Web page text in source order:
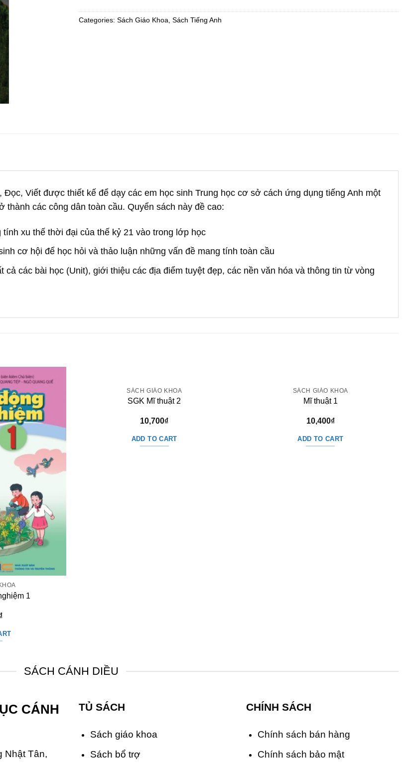
Categories: Sách Giáo Khoa Sách Tiếng Anh
Viết được thiết kế để dạy các em học sinh Trung học cơ sở cách ứng dụng tiếng Anh một
các công dân toàn cầu. Quyển sách này đề cao:
xu thế thời đại của thế kỷ 21 vào trong lớp học
cơ hội để học hỏi và thảo luận những vấn đề mang tính toàn cầu
các bài học (Unit), giới thiệu các địa điểm tuyệt đẹp, các nền văn hóa và thông tin từ vòng
1
SÁCH GIÁO KHOA
SGK Mĩ thuật 2
10,700₫
ADD TO CART
SÁCH GIÁO KHOA
Mĩ thuật 1
10,400₫
ADD TO CART
SÁCH CÁNH DIỀU
CÁNH
Nhật Tân,
TỦ SÁCH
Sách giáo khoa
Sách bổ trợ
CHÍNH SÁCH
Chính sách bán hàng
Chính sách bảo mật